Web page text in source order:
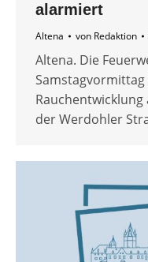
alarmiert
Altena von Redaktion
Altena. Die
Samstagvormittag
der Werdohler